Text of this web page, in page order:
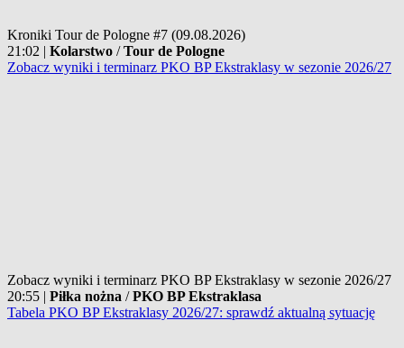
Kroniki Tour de Pologne #7 (09.08.2026)
21:02 | Kolarstwo / Tour de Pologne
Zobacz wyniki i terminarz PKO BP Ekstraklasy w sezonie 2026/27
Zobacz wyniki i terminarz PKO BP Ekstraklasy w sezonie 2026/27
20:55 | Piłka nożna / PKO BP Ekstraklasa
Tabela PKO BP Ekstraklasy 2026/27: sprawdź aktualną sytuację